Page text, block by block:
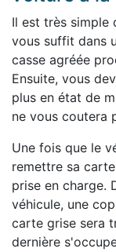
Il est très simple
vous suffit dans
casse agréée
Ensuite, vous
plus en état de
ne vous coutera
Une fois que le
remettre sa
prise en charge.
véhicule, une
carte grise sera
dernière